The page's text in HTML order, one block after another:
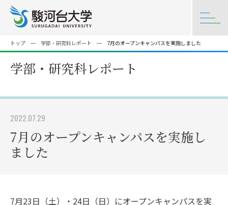
トップ 学部・研究科レポート 7月のオープンキャンパスを実施しました
学部・研究科レポート
2022.07.29
7月のオープンキャンパスを実施し
ました
7月23日（土）・24日（日）にオープンキャンパスを実